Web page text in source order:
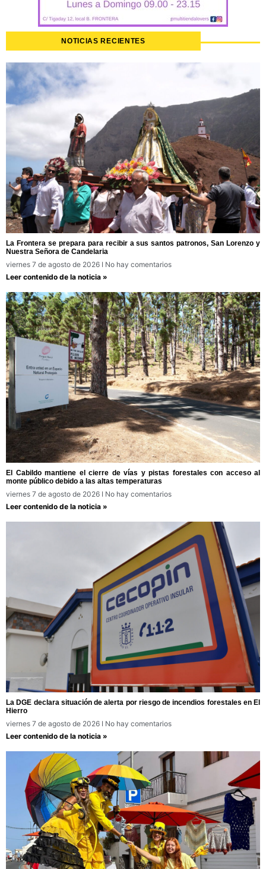
NOTICIAS RECIENTES
La Frontera se prepara para recibir a sus santos patronos, San Lorenzo y
Nuestra Señora de Candelaria
viernes 7 de agosto de 2026
No hay comentarios
Leer contenido de la noticia »
El Cabildo mantiene el cierre de vías y pistas forestales con acceso al
monte público debido a las altas temperaturas
viernes 7 de agosto de 2026
No hay comentarios
Leer contenido de la noticia »
La DGE declara situación de alerta por riesgo de incendios forestales en El
Hierro
viernes 7 de agosto de 2026
No hay comentarios
Leer contenido de la noticia »